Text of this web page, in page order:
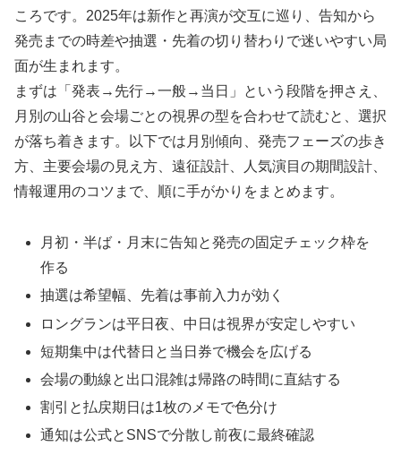
ころです。2025年は新作と再演が交互に巡り、告知から
発売までの時差や抽選・先着の切り替わりで迷いやすい局
面が生まれます。
まずは「発表→先行→一般→当日」という段階を押さえ、
月別の山谷と会場ごとの視界の型を合わせて読むと、選択
が落ち着きます。以下では月別傾向、発売フェーズの歩き
方、主要会場の見え方、遠征設計、人気演目の期間設計、
情報運用のコツまで、順に手がかりをまとめます。
月初・半ば・月末に告知と発売の固定チェック枠を
作る
抽選は希望幅、先着は事前入力が効く
ロングランは平日夜、中日は視界が安定しやすい
短期集中は代替日と当日券で機会を広げる
会場の動線と出口混雑は帰路の時間に直結する
割引と払戻期日は1枚のメモで色分け
通知は公式とSNSで分散し前夜に最終確認